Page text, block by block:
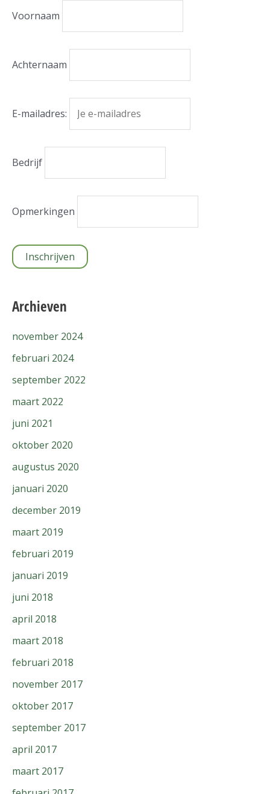
Voornaam
Achternaam
E-mailadres:
Bedrijf
Opmerkingen
Archieven
november 2024
februari 2024
september 2022
maart 2022
juni 2021
oktober 2020
augustus 2020
januari 2020
december 2019
maart 2019
februari 2019
januari 2019
juni 2018
april 2018
maart 2018
februari 2018
november 2017
oktober 2017
september 2017
april 2017
maart 2017